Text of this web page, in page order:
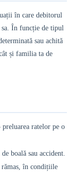
în care debitorul
sa. În funcție de tipul
sau achită
și familia ta de
preluarea ratelor pe o
boală sau accident.
în condițiile